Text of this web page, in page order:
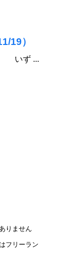
19）
いず ...
りません
フリーラン